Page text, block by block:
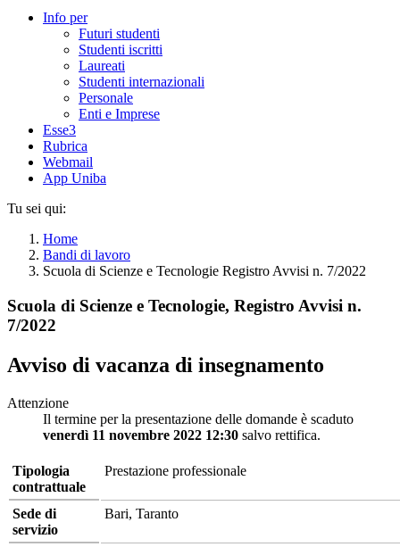
Info per
Futuri studenti
Studenti iscritti
Laureati
Studenti internazionali
Personale
Enti e Imprese
Esse3
Rubrica
Webmail
App Uniba
Tu sei qui:
Home
Bandi di lavoro
Scuola di Scienze e Tecnologie Registro Avvisi n. 7/2022
Scuola di Scienze e Tecnologie, Registro Avvisi n.
7/2022
Avviso di vacanza di insegnamento
Attenzione
Il termine per la presentazione delle domande è scaduto
venerdì 11 novembre 2022 12:30 salvo rettifica.
Tipologia
contrattuale
Prestazione professionale
Sede di
servizio
Bari, Taranto